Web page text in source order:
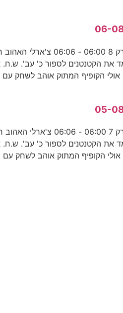
צ'ארלי והמספרים - פרק 8 06:00 - 06:06
את הקטנטנים לספור כ' עב'. ש.ח.
פרק 8 06:06 - 06:13 אולי הקופיף המתוק אוהב לשחק
צ'ארלי והמספרים - פרק 7 06:00 - 06:06 צ'ארלי
את הקטנטנים לספור כ' עב'. ש.ח.
פרק 7 06:06 - 06:12 אולי הקופיף המתוק אוהב לשחק